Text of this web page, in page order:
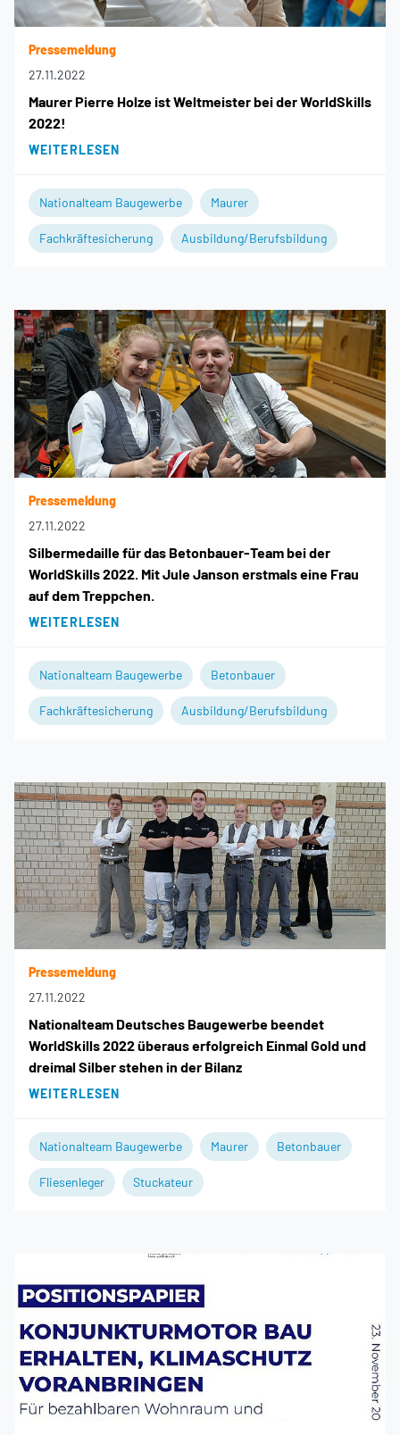
Pressemeldung
27.11.2022
Maurer Pierre Holze ist Weltmeister bei der WorldSkills
2022!
WEITERLESEN
Nationalteam Baugewerbe Maurer
Fachkräftesicherung Ausbildung/Berufsbildung
Pressemeldung
27.11.2022
Silbermedaille für das Betonbauer-Team bei der
WorldSkills 2022. Mit Jule Janson erstmals eine Frau
auf dem Treppchen.
WEITERLESEN
Nationalteam Baugewerbe Betonbauer
Fachkräftesicherung Ausbildung/Berufsbildung
Pressemeldung
27.11.2022
Nationalteam Deutsches Baugewerbe beendet
WorldSkills 2022 überaus erfolgreich Einmal Gold und
dreimal Silber stehen in der Bilanz
WEITERLESEN
Nationalteam Baugewerbe Maurer Betonbauer
Fliesenleger Stuckateur